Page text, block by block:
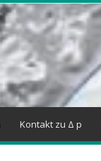
Kontakt zu Δ p